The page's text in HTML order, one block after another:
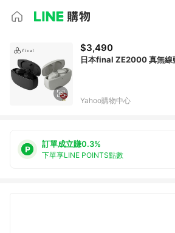
$3,490
日本final ZE2000 真無線
Yahoo購物中心
訂單成立賺0.3%
下單享LINE POINTS點數